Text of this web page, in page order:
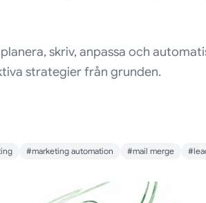
skriv, anpassa och
strategier från grunden.
#marketing automation #mail merge